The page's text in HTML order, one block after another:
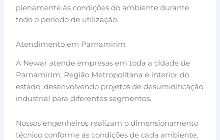
plenamente às condições do ambiente durante
todo o período de utilização.
Atendimento em Parnamirim
A Newar atende empresas em toda a cidade de
Parnamirim, Região Metropolitana e interior do
estado, desenvolvendo projetos de desumidificação
industrial para diferentes segmentos.
Nossos engenheiros realizam o dimensionamento
técnico conforme as condições de cada ambiente,